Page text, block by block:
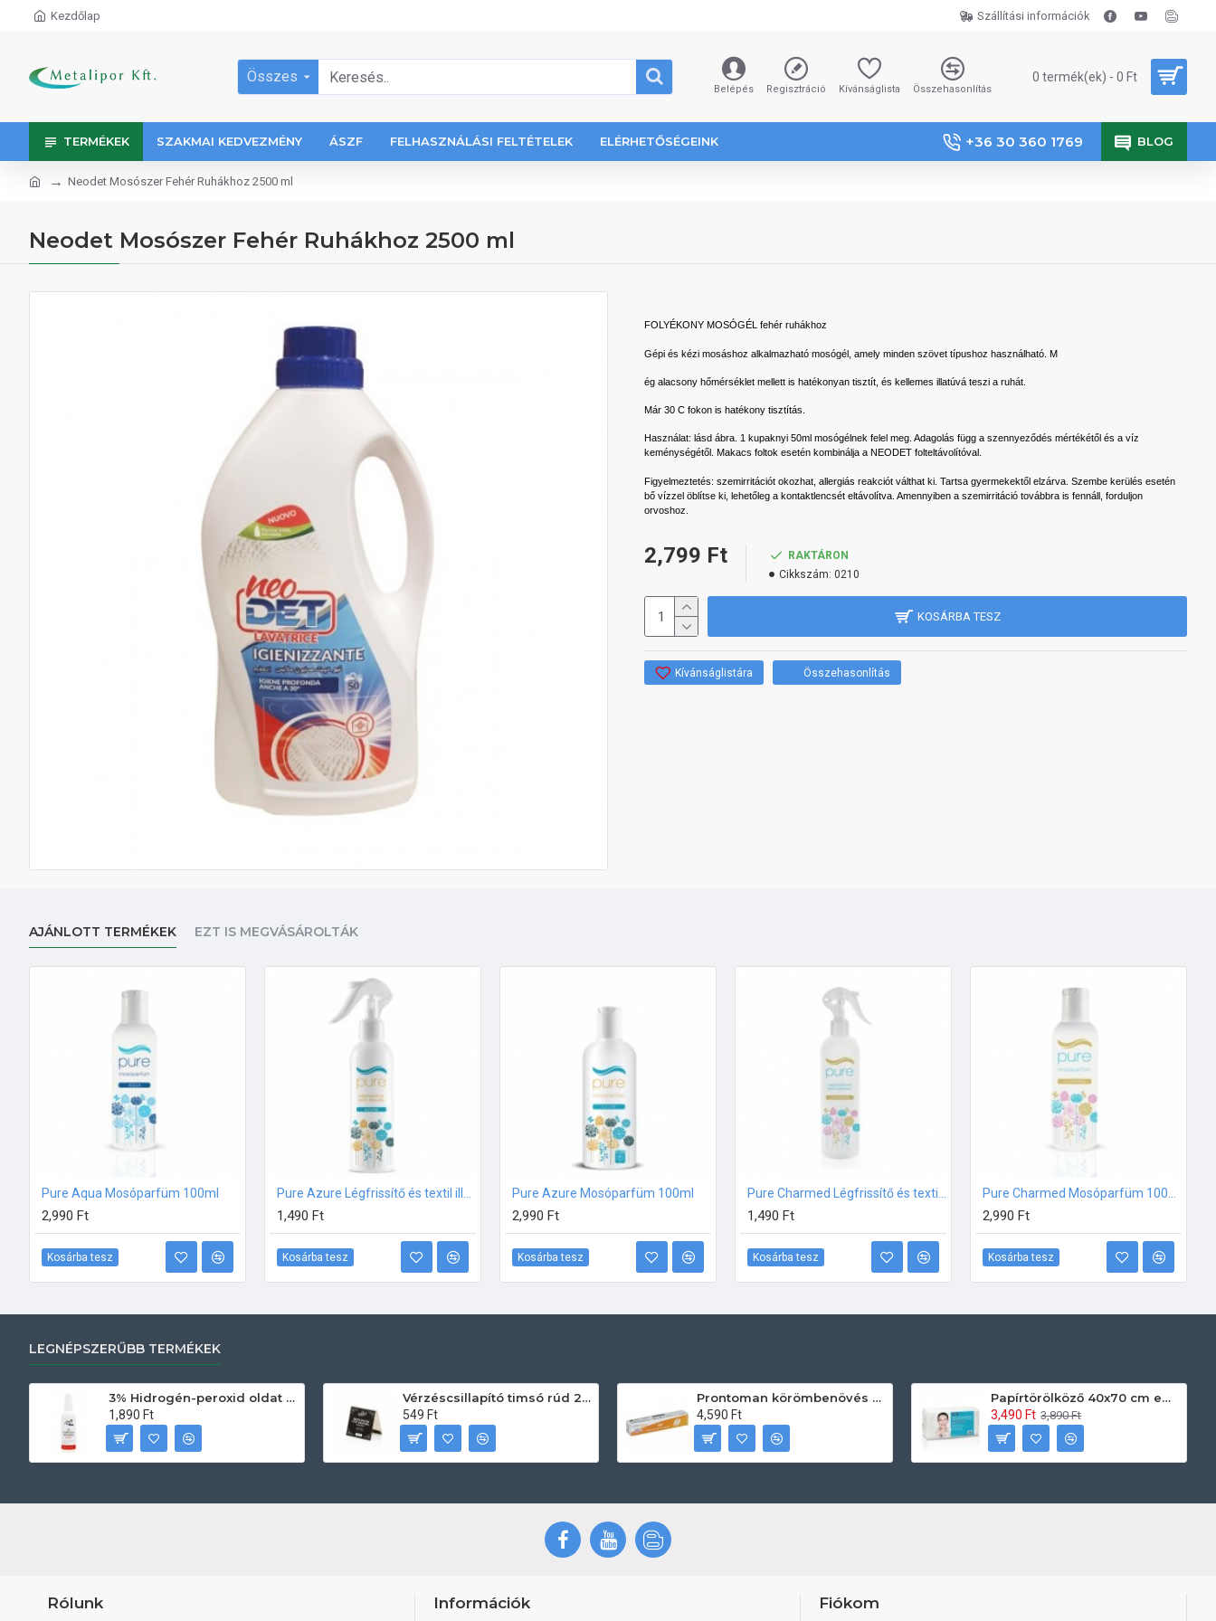
Kezdőlap Szállítási információk
Összes
Belépés Regisztráció Kívánságlista Összehasonlítás
0 termék(ek) - 0 Ft
TERMÉKEK SZAKMAI KEDVEZMÉNY ÁSZF FELHASZNÁLÁSI FELTÉTELEK ELÉRHETŐSÉGEINK +36 30 360 1769 BLOG
Neodet Mosószer Fehér Ruhákhoz 2500 ml
Neodet Mosószer Fehér Ruhákhoz 2500 ml
FOLYÉKONY MOSÓGÉL fehér ruhákhoz
Gépi és kézi mosáshoz alkalmazható mosógél, amely minden szövet típushoz használható. M
ég alacsony hőmérséklet mellett is hatékonyan tisztít, és kellemes illatúvá teszi a ruhát.
Már 30 C fokon is hatékony tisztítás.
Használat: lásd ábra. 1 kupaknyi 50ml mosógélnek felel meg. Adagolás függ a szennyeződés mértékétől és a víz
keménységétől. Makacs foltok esetén kombinálja a NEODET folteltávolítóval.
Figyelmeztetés: szemirritációt okozhat, allergiás reakciót válthat ki. Tartsa gyermekektől elzárva. Szembe kerülés esetén
bő vízzel öblítse ki, lehetőleg a kontaktlencsét eltávolítva. Amennyiben a szemirritáció továbbra is fennáll, forduljon
orvoshoz.
2,799 Ft
RAKTÁRON
Cikkszám: 0210
KOSÁRBA TESZ
Kívánságlistára Összehasonlítás
AJÁNLOTT TERMÉKEK EZT IS MEGVÁSÁROLTÁK
Pure Aqua Mosóparfüm 100ml
2,990 Ft
Kosárba tesz
1,490 Ft
Kosárba tesz
Pure Azure Mosóparfüm 100ml
2,990 Ft
Kosárba tesz
1,490 Ft
Kosárba tesz
2,990 Ft
Kosárba tesz
LEGNÉPSZERŰBB TERMÉKEK
3% Hidrogén-peroxid oldat (sebfertőtlenítő) 100ml
1,890 Ft
Vérzéscsillapító timsó rúd 20db
549 Ft
Prontoman körömbenövés kezelő gél tamponáláshoz 20 ml
4,590 Ft
Papírtörölköző 40x70 cm egyszerhasználatos 60db/csomag
3,490 Ft 3,890 Ft
Rólunk Információk Fiókom